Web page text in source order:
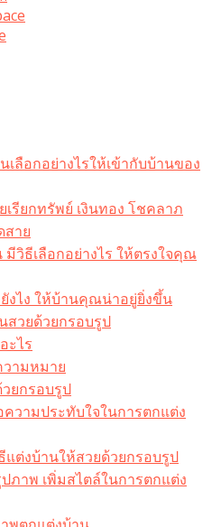
ลือกอย่างไรให้เข้ากับบ้านของ
รียกทรัพย์ เงินทอง โชคลาภ
สาย
วิธีเลือกอย่างไร ให้ตรงใจคุณ
งไง ให้บ้านคุณน่าอยู่ยิ่งขึ้น
สวยด้วยกรอบรูป
ะไร​
ามหมาย
ยกรอบรูป
วามประทับใจในการตกแต่ง
ต่งบ้านให้สวยด้วยกรอบรูป
ภาพ เพิ่มสไตล์ในการตกแต่ง